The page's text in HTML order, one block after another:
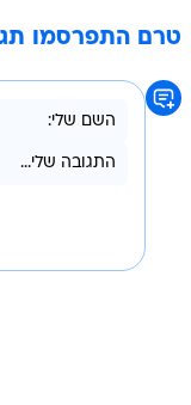
טרם התפרסמו